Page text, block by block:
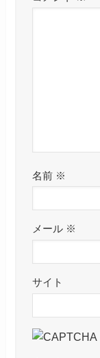
名前 ※
メール ※
サイト